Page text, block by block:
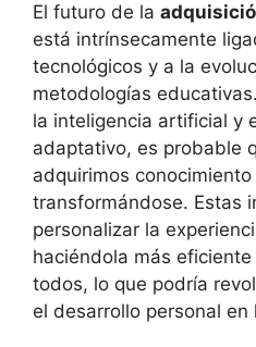
El futuro de la
está intrínsecamente
tecnológicos y a la
metodologías
la inteligencia artificial y
adaptativo, es probable
adquirimos
transformándose. Estas
personalizar la
haciéndola más
todos, lo que podría
el desarrollo personal